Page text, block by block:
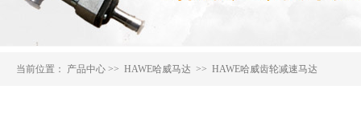
当前位置： 产品中心 >> HAWE哈威马达 >> HAWE哈威齿轮减速马达